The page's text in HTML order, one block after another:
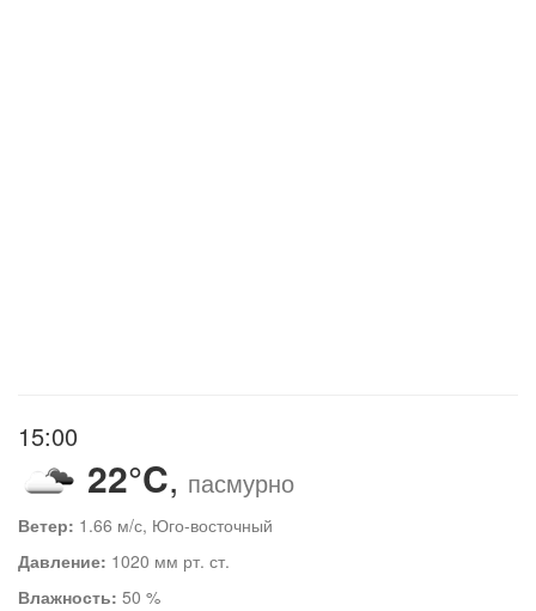
15:00
22°C, пасмурно
Ветер: 1.66 м/с, Юго-восточный
Давление: 1020 мм рт. ст.
Влажность: 50 %